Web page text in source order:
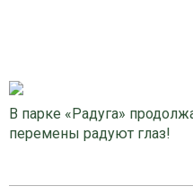
В парке «Радуга»
перемены радуют глаз!